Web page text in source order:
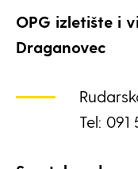
OPG izletište i
Draganovec
Tel: 091